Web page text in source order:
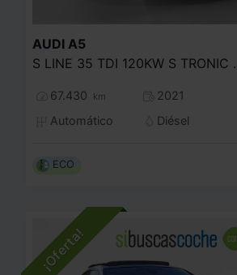
AUDI A5
S LINE 35
67.430 km
2021
Automático
Diésel
ECO